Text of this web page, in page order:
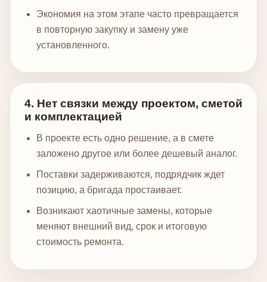
Экономия на этом этапе часто превращается
в повторную закупку и замену уже
установленного.
4. Нет связки между проектом, сметой
и комплектацией
В проекте есть одно решение, а в смете
заложено другое или более дешевый аналог.
Поставки задерживаются, подрядчик ждет
позицию, а бригада простаивает.
Возникают хаотичные замены, которые
меняют внешний вид, срок и итоговую
стоимость ремонта.